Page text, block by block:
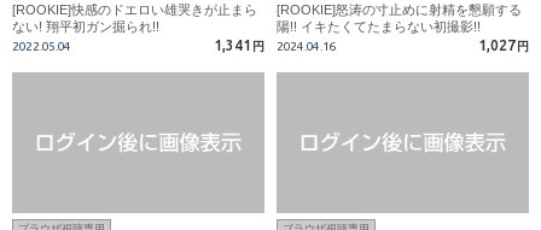
[ROOKIE]快感のドエロい雄哭きが止まら
ない! 翔平初ガン掘られ!!
2022.05.04 1,341 円
[ROOKIE]怒涛の寸止めに射精を懇願する
陽!! イキたくてたまらない初撮影!!
2024.04.16 1,027 円